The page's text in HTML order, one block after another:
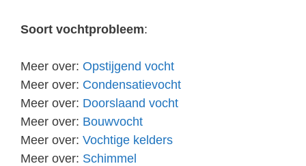
Soort vochtprobleem:
Meer over: Opstijgend vocht
Meer over: Condensatievocht
Meer over: Doorslaand vocht
Meer over: Bouwvocht
Meer over: Vochtige kelders
Meer over: Schimmel